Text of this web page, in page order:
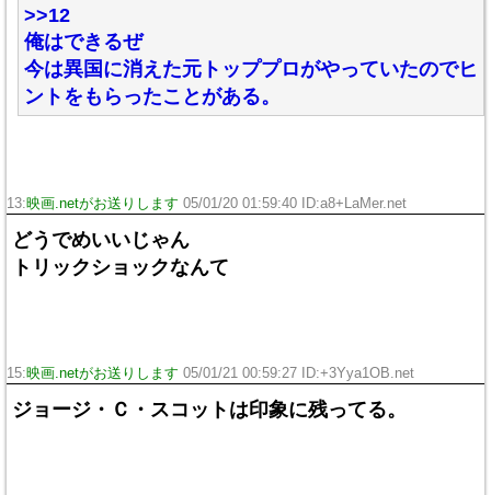
>>12
俺はできるぜ
今は異国に消えた元トッププロがやっていたのでヒ
ントをもらったことがある。
13:映画.netがお送りします 05/01/20 01:59:40 ID:a8+LaMer.net
どうでめいいじゃん
トリックショックなんて
15:映画.netがお送りします 05/01/21 00:59:27 ID:+3Yya1OB.net
ジョージ・Ｃ・スコットは印象に残ってる。